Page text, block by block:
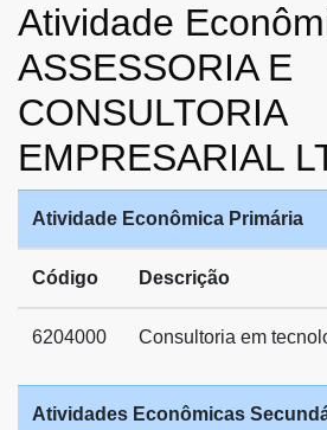
Atividade
ASSESSORIA E
CONSULTORIA
EMPRESARIAL
Atividade Econômica Primária
Código Descrição
6204000 Consultoria em
Atividades Econômicas